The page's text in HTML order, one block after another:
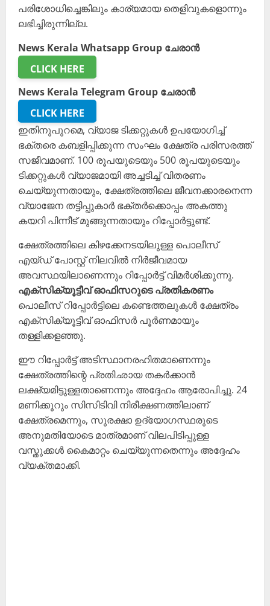
പരിശോധിച്ചെങ്കിലും കാര്യമായ തെളിവുകളൊന്നും
ലഭിച്ചിരുന്നില്ല.
News Kerala Whatsapp Group ചേരാൻ
CLICK HERE
News Kerala Telegram Group ചേരാൻ
CLICK HERE
ഇതിനുപുറമെ, വ്യാജ ടിക്കറ്റുകൾ ഉപയോഗിച്ച്
ഭക്തരെ കബളിപ്പിക്കുന്ന സംഘം ക്ഷേത്ര പരിസരത്ത്
സജീവമാണ്. 100 രൂപയുടെയും 500 രൂപയുടെയും
ടിക്കറ്റുകൾ വ്യാജമായി അച്ചടിച്ച് വിതരണം
ചെയ്യുന്നതായും, ക്ഷേത്രത്തിലെ ജീവനക്കാരനെന്ന
വ്യാജേന തട്ടിപ്പുകാർ ഭക്തർക്കൊപ്പം അകത്തു
കയറി പിന്നീട് മുങ്ങുന്നതായും റിപ്പോർട്ടുണ്ട്.
ക്ഷേത്രത്തിലെ കിഴക്കേനടയിലുള്ള പൊലീസ്
എയ്ഡ് പോസ്റ്റ് നിലവിൽ നിർജീവമായ
അവസ്ഥയിലാണെന്നും റിപ്പോർട്ട് വിമർശിക്കുന്നു.
എക്സിക്യൂട്ടീവ് ഓഫിസറുടെ പ്രതികരണം
പൊലീസ് റിപ്പോർട്ടിലെ കണ്ടെത്തലുകൾ ക്ഷേത്രം
എക്സിക്യൂട്ടീവ് ഓഫിസർ പൂർണമായും
തള്ളിക്കളഞ്ഞു.
ഈ റിപ്പോർട്ട് അടിസ്ഥാനരഹിതമാണെന്നും
ക്ഷേത്രത്തിന്റെ പ്രതിഛായ തകർക്കാൻ
ലക്ഷ്യമിട്ടുള്ളതാണെന്നും അദ്ദേഹം ആരോപിച്ചു. 24
മണിക്കൂറും സിസിടിവി നിരീക്ഷണത്തിലാണ്
ക്ഷേത്രമെന്നും, സുരക്ഷാ ഉദ്യോഗസ്ഥരുടെ
അനുമതിയോടെ മാത്രമാണ് വിലപിടിപ്പുള്ള
വസ്തുക്കൾ കൈമാറ്റം ചെയ്യുന്നതെന്നും അദ്ദേഹം
വ്യക്തമാക്കി.